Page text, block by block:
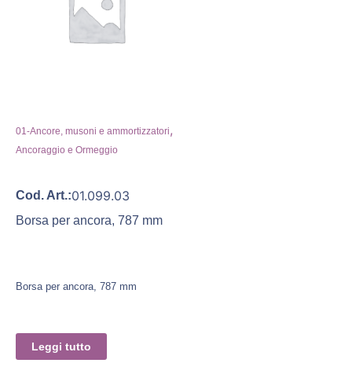
01-Ancore, musoni e ammortizzatori,
Ancoraggio e Ormeggio
Cod. Art.:01.099.03
Borsa per ancora, 787 mm
Borsa per ancora, 787 mm
Leggi tutto